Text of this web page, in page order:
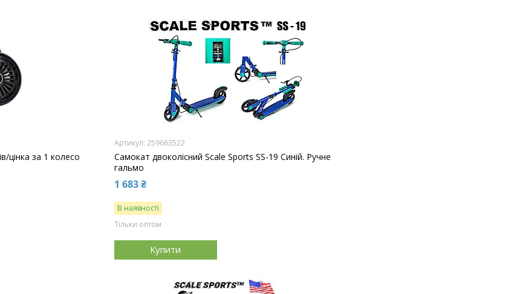
цінка за 1 колесо
259663522
Самокат двоколісний Scale Sports SS-19 Синій. Ручне
гальмо
1 683 ₴
В наявності
Тільки оптом
Купити